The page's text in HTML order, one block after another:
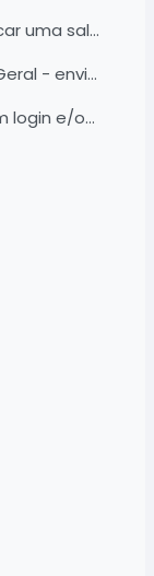
6_Quero duplicar uma sala já existente
Atendimento Geral - envie sua opinião/sugestão/elogios
Problemas com login e/ou senha